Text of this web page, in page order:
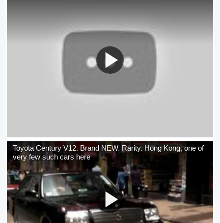
Toyota Century V12. Brand NEW. Rarity. Hong Kong, one of
very few such cars here